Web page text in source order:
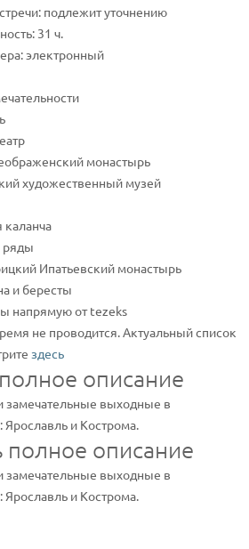
подлежит уточнению
31 ч.
электронный
монастырь
художественный музей
ряды
Ипатьевский монастырь
и бересты
напрямую от tezeks
не проводится. Актуальный список
здесь
описание
замечательные выходные в
Ярославль и Кострома.
полное описание
замечательные выходные в
Ярославль и Кострома.